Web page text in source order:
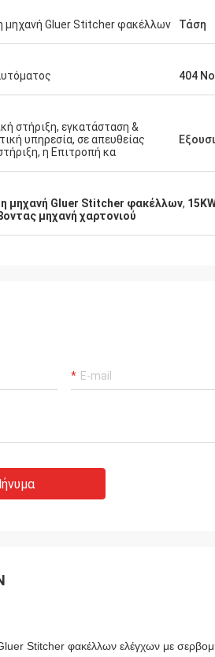
να μην έχει οποιοδήποτε μεγάλο
από τόσα πολλά έτη, αυτό είναι
μηχανή Gluer Stitcher φακέλλων Τάση
404
στήριξη, εγκατάσταση &
υπηρεσία, σε απευθείας
η Επιτροπή κα
μηχανή Gluer Stitcher φακέλλων,
μηχανή χαρτονιού
Stitcher φακέλλων ελέγχων με